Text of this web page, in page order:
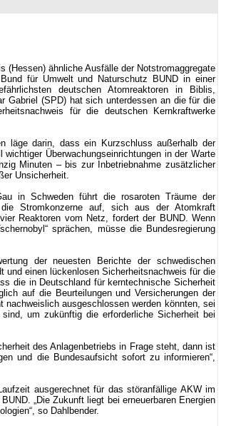
(Hessen) ähnliche Ausfälle der Notstromaggregate
für Umwelt und Naturschutz BUND in einer
deutschen Atomreaktoren in Biblis,
Gabriel (SPD) hat sich unterdessen an die für die
für die deutschen Kernkraftwerke
läge darin, dass ein Kurzschluss außerhalb der
Überwachungseinrichtungen in der Warte
Minuten – bis zur Inbetriebnahme zusätzlicher
Unsicherheit.
in Schweden führt die rosaroten Träume der
Stromkonzerne auf, sich aus der Atomkraft
Reaktoren vom Netz, fordert der BUND. Wenn
sprächen, müsse die Bundesregierung
der neuesten Berichte der schwedischen
und einen lückenlosen Sicherheitsnachweis für die
die in Deutschland für kerntechnische Sicherheit
auf die Beurteilungen und Versicherungen der
nachweislich ausgeschlossen werden könnten, sei
um zukünftig die erforderliche Sicherheit bei
des Anlagenbetriebs in Frage steht, dann ist
und die Bundesaufsicht sofort zu informieren“,
ausgerechnet für das störanfällige AKW im
„Die Zukunft liegt bei erneuerbaren Energien
so Dahlbender.